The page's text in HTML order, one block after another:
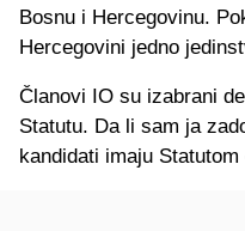
Bosnu i Hercegovinu.
Hercegovini jedno
Članovi IO su izabrani
Statutu. Da li sam ja
kandidati imaju